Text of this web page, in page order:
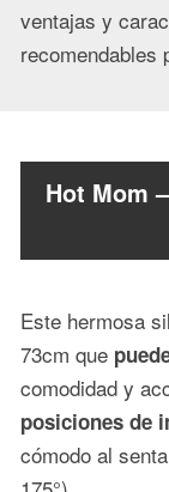
ventajas y
recomendables
Hot Mom
Este hermosa
73cm que
comodidad y
posiciones de
cómodo al